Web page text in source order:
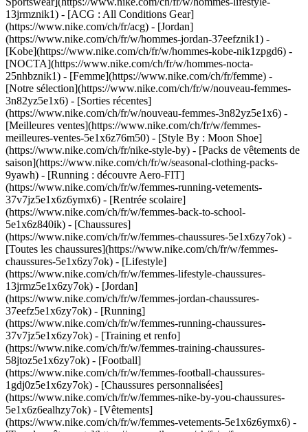
13jrmznik1) - [ACG : All Conditions Gear]
(https://www.nike.com/ch/fr/acg) - [Jordan]
(https://www.nike.com/ch/fr/w/hommes-jordan-37eefznik1) -
[Kobe](https://www.nike.com/ch/fr/w/hommes-kobe-nik1zpgd6) -
[NOCTA](https://www.nike.com/ch/fr/w/hommes-nocta-
25nhbznik1) - [Femme](https://www.nike.com/ch/fr/femme) -
[Notre sélection](https://www.nike.com/ch/fr/w/nouveau-femmes-
3n82yz5e1x6) - [Sorties récentes]
(https://www.nike.com/ch/fr/w/nouveau-femmes-3n82yz5e1x6) -
[Meilleures ventes](https://www.nike.com/ch/fr/w/femmes-
meilleures-ventes-5e1x6z76m50) - [Style By : Moon Shoe]
(https://www.nike.com/ch/fr/nike-style-by) - [Packs de vêtements de
saison](https://www.nike.com/ch/fr/w/seasonal-clothing-packs-
9yawh) - [Running : découvre Aero-FIT]
(https://www.nike.com/ch/fr/w/femmes-running-vetements-
37v7jz5e1x6z6ymx6) - [Rentrée scolaire]
(https://www.nike.com/ch/fr/w/femmes-back-to-school-
5e1x6z840ik) - [Chaussures]
(https://www.nike.com/ch/fr/w/femmes-chaussures-5e1x6zy7ok) -
[Toutes les chaussures](https://www.nike.com/ch/fr/w/femmes-
chaussures-5e1x6zy7ok) - [Lifestyle]
(https://www.nike.com/ch/fr/w/femmes-lifestyle-chaussures-
13jrmz5e1x6zy7ok) - [Jordan]
(https://www.nike.com/ch/fr/w/femmes-jordan-chaussures-
37eefz5e1x6zy7ok) - [Running]
(https://www.nike.com/ch/fr/w/femmes-running-chaussures-
37v7jz5e1x6zy7ok) - [Training et renfo]
(https://www.nike.com/ch/fr/w/femmes-training-chaussures-
58jtoz5e1x6zy7ok) - [Football]
(https://www.nike.com/ch/fr/w/femmes-football-chaussures-
1gdj0z5e1x6zy7ok) - [Chaussures personnalisées]
(https://www.nike.com/ch/fr/w/femmes-nike-by-you-chaussures-
5e1x6z6ealhzy7ok) - [Vêtements]
(https://www.nike.com/ch/fr/w/femmes-vetements-5e1x6z6ymx6) -